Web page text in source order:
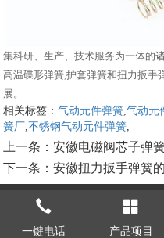
集科研、生产、技术服务为一体的
高温碟形弹簧,护套弹簧和扭力扳手
展。
相关标签：气动元件弹簧 ,气动元
簧厂 ,不锈钢气动元件弹簧
上一条：安徽电磁阀芯子弹
下一条：安徽扭力扳手弹簧
一键电话 产品项目